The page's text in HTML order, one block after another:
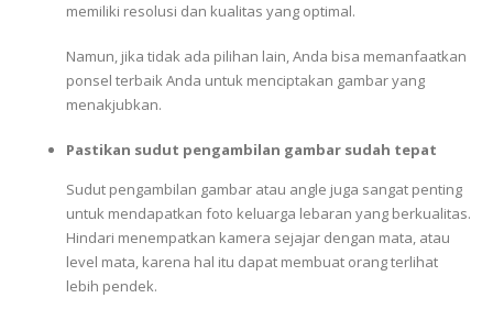
memiliki resolusi dan kualitas yang optimal.
Namun, jika tidak ada pilihan lain, Anda bisa memanfaatkan
ponsel terbaik Anda untuk menciptakan gambar yang
menakjubkan.
Pastikan sudut pengambilan gambar sudah tepat
Sudut pengambilan gambar atau angle juga sangat penting
untuk mendapatkan foto keluarga lebaran yang berkualitas.
Hindari menempatkan kamera sejajar dengan mata, atau
level mata, karena hal itu dapat membuat orang terlihat
lebih pendek.